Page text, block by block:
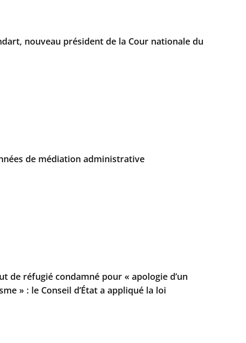
nouveau président de la Cour nationale du
de médiation administrative
de réfugié condamné pour « apologie d’un
» : le Conseil d’État a appliqué la loi